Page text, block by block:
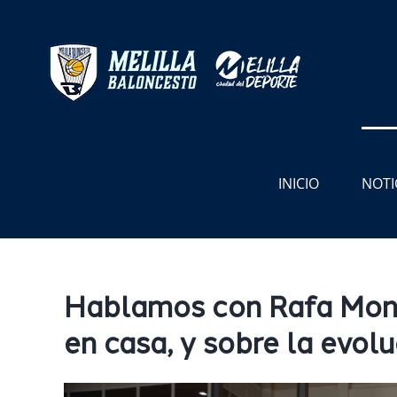
contenido
INICIO
Hablamos con Rafa
en casa, y sobre la